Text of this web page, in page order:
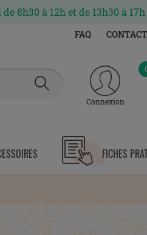
8h30 à 12h et de 13h30 à 17h
FAQ CONTACT
Connexion
FICHES